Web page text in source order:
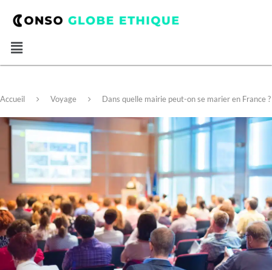
Accueil Voyage Dans quelle mairie peut-on se marier en France ?